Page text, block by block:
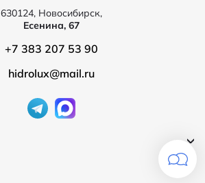
630124, Новосибирск,
Есенина, 67
+7 383 207 53 90
hidrolux@mail.ru